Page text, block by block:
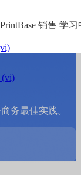
销售 学习
(vi)
务最佳实践。